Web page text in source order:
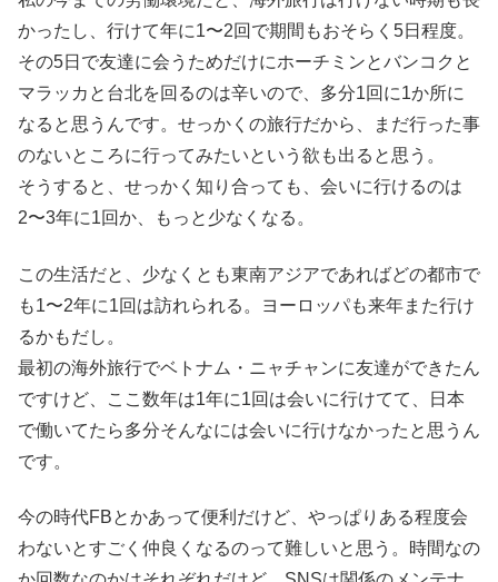
かったし、行けて年に1〜2回で期間もおそらく5日程度。
その5日で友達に会うためだけにホーチミンとバンコクと
マラッカと台北を回るのは辛いので、多分1回に1か所に
なると思うんです。せっかくの旅行だから、まだ行った事
のないところに行ってみたいという欲も出ると思う。
そうすると、せっかく知り合っても、会いに行けるのは
2〜3年に1回か、もっと少なくなる。
この生活だと、少なくとも東南アジアであればどの都市で
も1〜2年に1回は訪れられる。ヨーロッパも来年また行け
るかもだし。
最初の海外旅行でベトナム・ニャチャンに友達ができたん
ですけど、ここ数年は1年に1回は会いに行けてて、日本
で働いてたら多分そんなには会いに行けなかったと思うん
です。
今の時代FBとかあって便利だけど、やっぱりある程度会
わないとすごく仲良くなるのって難しいと思う。時間なの